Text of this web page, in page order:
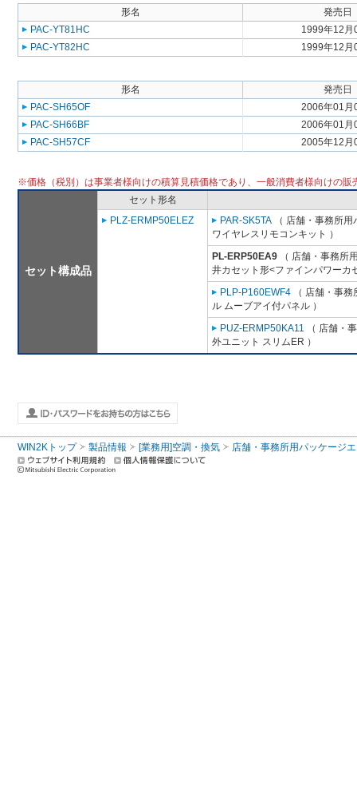
形名
発売日
PAC-YT81HC
1999年12月
PAC-YT82HC
1999年12月
形名
発売日
PAC-SH65OF
2006年01月
PAC-SH66BF
2006年01月
PAC-SH57CF
2005年12月
※価格（税別）は事業者様向けの積算見積価格であり、一般消費者様向けの販
セット構成品
セット形名
PLZ-ERMP50ELEZ
PAR-SK5TA （ 店舗・事務所
ワイヤレスリモコンキット ）
PL-ERP50EA9 （ 店舗・事務所
井カセット形<ファインパワーカ
PLP-P160EWF4 （ 店舗・事
ル ムーブアイ付パネル ）
PUZ-ERMP50KA11 （ 店舗・
外ユニット スリムER ）
WIN2Kトップ 製品情報 [業務用]空調・換気 店舗・事務所用パッケージ